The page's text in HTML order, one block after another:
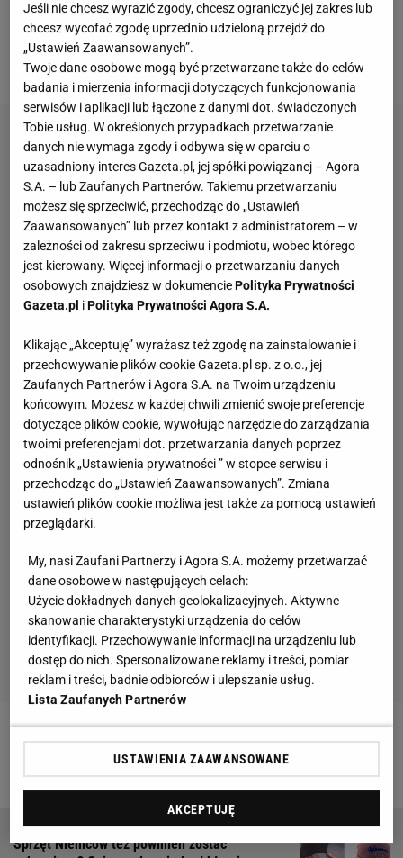
komunikat, w którym poinformował odyskwalifikacji
Stefana HuliiPiotra Żyłyna skutek
nieregulaminowych butów.
Zobacz wideoPrzełom w skokach Polaków tuż
przed igrzyskami? Jest wyraźna zmiana
Sprzęt Niemców też powinien zostać
Jeśli nie chcesz wyrazić zgody, chcesz ograniczyć jej zakres lub
chcesz wycofać zgodę uprzednio udzieloną przejdź do
„Ustawień Zaawansowanych”.
Twoje dane osobowe mogą być przetwarzane także do celów
badania i mierzenia informacji dotyczących funkcjonowania
serwisów i aplikacji lub łączone z danymi dot. świadczonych
Tobie usług. W określonych przypadkach przetwarzanie
danych nie wymaga zgody i odbywa się w oparciu o
uzasadniony interes Gazeta.pl, jej spółki powiązanej – Agora
S.A. – lub Zaufanych Partnerów. Takiemu przetwarzaniu
możesz się sprzeciwić, przechodząc do „Ustawień
Zaawansowanych” lub przez kontakt z administratorem – w
zależności od zakresu sprzeciwu i podmiotu, wobec którego
jest kierowany. Więcej informacji o przetwarzaniu danych
osobowych znajdziesz w dokumenciePolityka Prywatności
Gazeta.pl iPolityka Prywatności Agora S.A.
Klikając „Akceptuję” wyrażasz też zgodę na zainstalowanie i
przechowywanie plików cookie Gazeta.pl sp. z o.o., jej
Zaufanych Partnerów i Agora S.A. na Twoim urządzeniu
końcowym. Możesz w każdej chwili zmienić swoje preferencje
dotyczące plików cookie, wywołując narzędzie do zarządzania
twoimi preferencjami dot. przetwarzania danych poprzez
odnośnik „Ustawienia prywatności ” w stopce serwisu i
przechodząc do „Ustawień Zaawansowanych”. Zmiana
ustawień plików cookie możliwa jest także za pomocą ustawień
przeglądarki.
My, nasi Zaufani Partnerzy i Agora S.A. możemy przetwarzać
dane osobowe w następujących celach:
Użycie dokładnych danych geolokalizacyjnych. Aktywne
skanowanie charakterystyki urządzenia do celów
identyfikacji. Przechowywanie informacji na urządzeniu lub
dostęp do nich. Spersonalizowane reklamy i treści, pomiar
reklam i treści, badnie odbiorców i ulepszanie usług.
Lista Zaufanych Partnerów
USTAWIENIA ZAAWANSOWANE
AKCEPTUJĘ